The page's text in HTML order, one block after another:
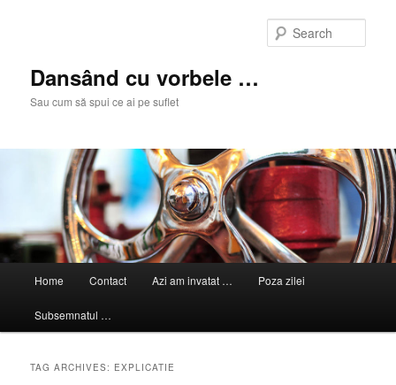
Dansând cu vorbele …
Sau cum să spui ce ai pe suflet
Home Contact Azi am invatat … Poza zilei
Subsemnatul …
TAG ARCHIVES: EXPLICATIE